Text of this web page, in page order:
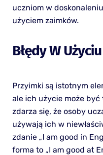
uczniom w
użyciem zaimków.
Błędy W
Przyimki są istotnym
ale ich użycie może
zdarza się, że osoby
używają ich w
zdanie „I am good in
forma to „I am good at